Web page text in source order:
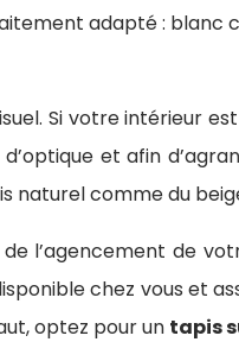
adapté : blanc
Si votre intérieur
et afin
naturel comme du
l’agencement de
chez vous et
optez pour un tapis